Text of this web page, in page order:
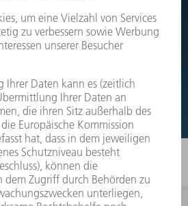
den Explosionszeichnungen Ihrer
Sie das benötigte Teil direkt.